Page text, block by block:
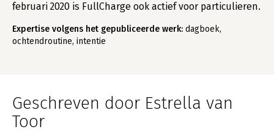
februari 2020 is FullCharge ook actief voor particulieren.
Expertise volgens het gepubliceerde werk: dagboek,
ochtendroutine, intentie
Geschreven door Estrella van
Toor